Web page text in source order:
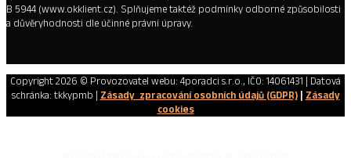
B 5944 (www.okklient.cz). Splňujeme taktéž podmínky odborné způsobilosti
a důvěryhodnosti dle účinné právní úpravy.
Copyright 2026 © Provozovatel webu: 4poradci s.r.o., IČO: 14061431 | Datová
schránka: tkkypmb | Zásady zpracování osobních údajů (GDPR)| Zásady
cookies